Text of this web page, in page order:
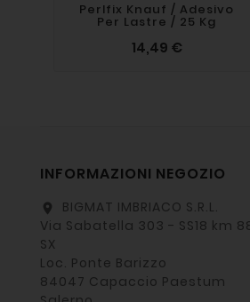
Perlfix Knauf / Adesivo
Per Lastre / 25 Kg
14,49 €
INFORMAZIONI NEGOZIO
location_on
BIGMAT IMBRIACO S.R.L.
Via Sabatella 303 - SS18 km
SX
Loc. Ponte Barizzo
84047 Capaccio Paestum